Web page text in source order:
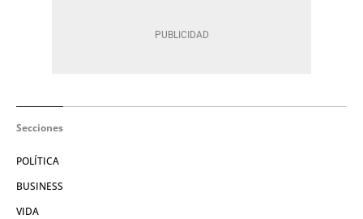
Secciones
POLÍTICA
BUSINESS
VIDA